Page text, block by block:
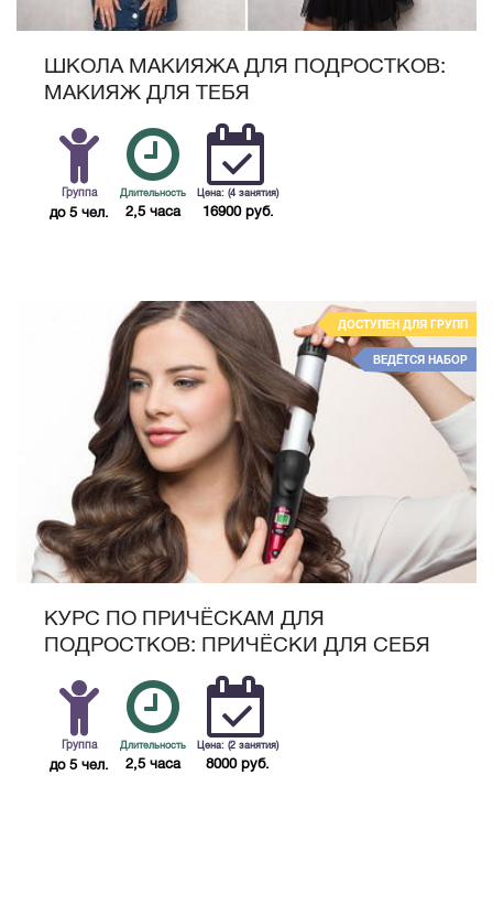
ШКОЛА МАКИЯЖА ДЛЯ ПОДРОСТКОВ:
МАКИЯЖ ДЛЯ ТЕБЯ
Группа
до 5 чел.
Длительность
2,5 часа
Цена: (4 занятия)
16900 руб.
КУРС ПО ПРИЧЁСКАМ ДЛЯ
ПОДРОСТКОВ: ПРИЧЁСКИ ДЛЯ СЕБЯ
Группа
до 5 чел.
Длительность
2,5 часа
Цена: (2 занятия)
8000 руб.
ДОСТУПЕН ДЛЯ ГРУПП
ВЕДЁТСЯ НАБОР